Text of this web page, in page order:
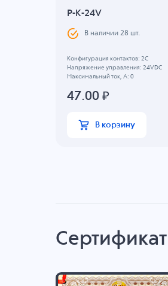
P-K-24V
В наличии28 шт.
Конфигурация контактов: 2С
Напряжение управления: 24VDC
Максимальный ток, А: 0
47.00 ₽
В корзину